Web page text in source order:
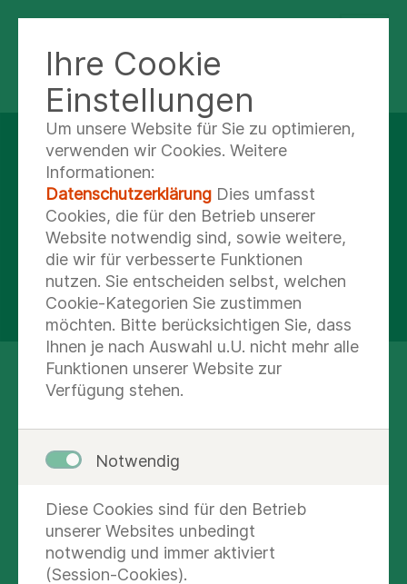
AMBULANTES THERAPIEZENTRUM
RISSEN
Unser Therapiezentrum
in Hamburg-Rissen
in Hamburg-Rissen behandeln wir
erfolgreich verschiedene Krankheitsbilder
wie akute Rücken-, Gelenk- oder
Ihre Cookie
Einstellungen
Um unsere Website für Sie zu optimieren,
verwenden wir Cookies. Weitere
Informationen:
Datenschutzerklärung Dies umfasst
Cookies, die für den Betrieb unserer
Website notwendig sind, sowie weitere,
die wir für verbesserte Funktionen
nutzen. Sie entscheiden selbst, welchen
Cookie-Kategorien Sie zustimmen
möchten. Bitte berücksichtigen Sie, dass
Ihnen je nach Auswahl u.U. nicht mehr alle
Funktionen unserer Website zur
Verfügung stehen.
Notwendig
Diese Cookies sind für den Betrieb
unserer Websites unbedingt
notwendig und immer aktiviert
(Session-Cookies).